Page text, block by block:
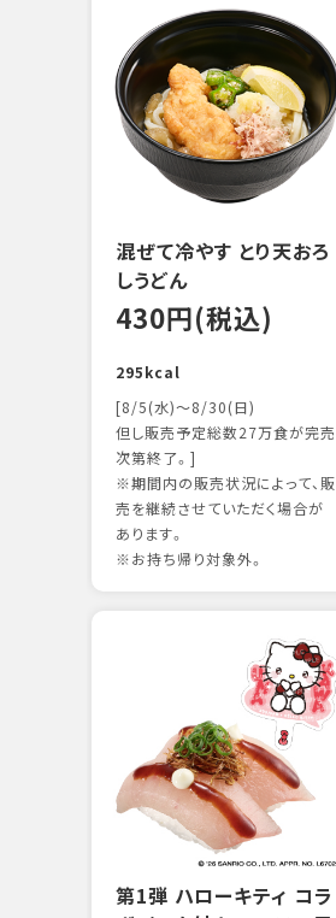
混ぜて冷やす とり天おろ
しうどん
430円(税込)
295kcal
[8/5(水)～8/30(日)
但し販売予定総数27万食が完売
次第終了。]
※期間内の販売状況によって、販
売を継続させていただく場合が
あります。
※お持ち帰り対象外。
第1弾 ハローキティ コラ